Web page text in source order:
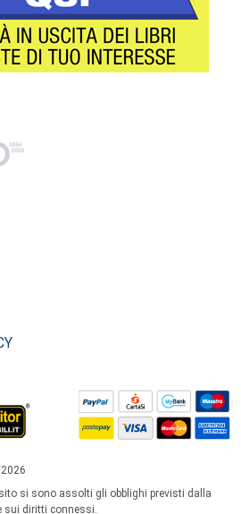
si sono assolti gli obblighi previsti dalla
sui diritti connessi.